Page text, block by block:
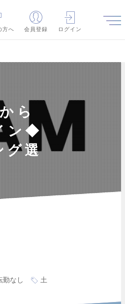
方へ 会員登録 ログイン
ら
ン◆
グ選
勤なし 土